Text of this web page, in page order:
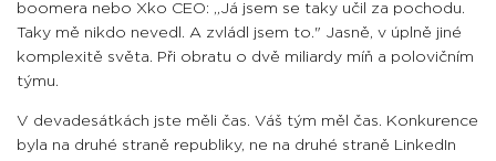
boomera nebo Xko CEO: „Já jsem se taky učil za pochodu.
Taky mě nikdo nevedl. A zvládl jsem to." Jasně, v úplně jiné
komplexitě světa. Při obratu o dvě miliardy míň a polovičním
týmu.
V devadesátkách jste měli čas. Váš tým měl čas. Konkurence
byla na druhé straně republiky, ne na druhé straně LinkedIn